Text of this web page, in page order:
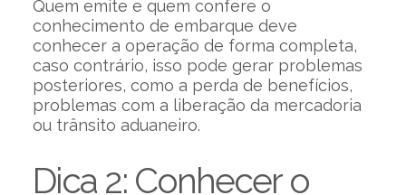
Quem emite e quem confere o
conhecimento de embarque deve
conhecer a operação de forma completa,
caso contrário, isso pode gerar problemas
posteriores, como a perda de benefícios,
problemas com a liberação da mercadoria
ou trânsito aduaneiro.
Dica 2: Conhecer o